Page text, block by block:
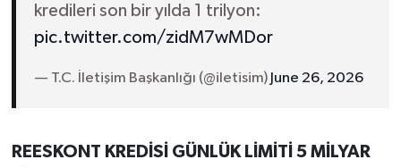
kredileri son bir yılda 1 trilyon:
pic.twitter.com/zidM7wMDor
— T.C. İletişim Başkanlığı (@iletisim) June 26, 2026
REESKONT KREDİSİ GÜNLÜK LİMİTİ 5 MİLYAR